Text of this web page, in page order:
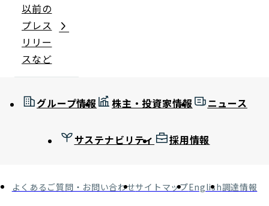
以前の
プレス
リリー
スなど
グループ情報 株主・投資家情報 ニュース
サステナビリティ 採用情報
よくあるご質問・お問い合わせサイトマップEnglish調達情報